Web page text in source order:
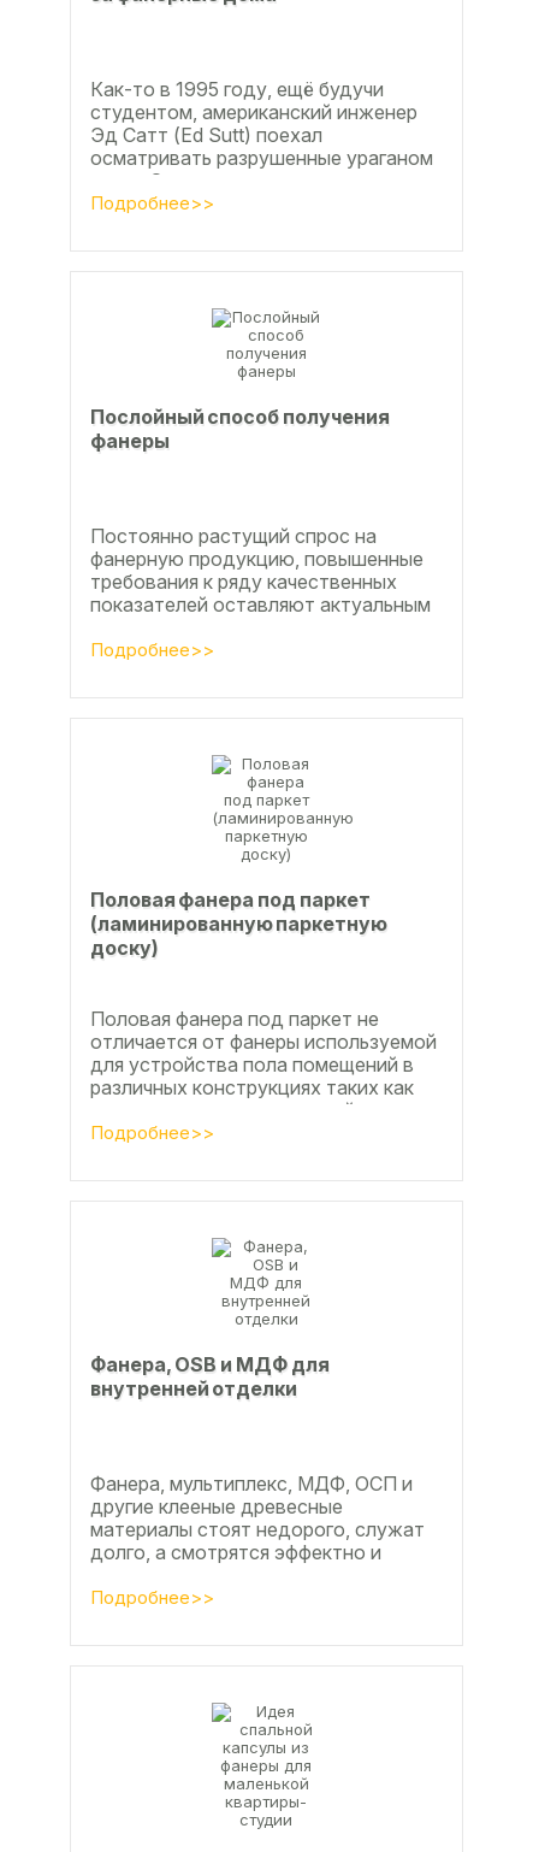
Как-то в 1995 году, ещё будучи
студентом, американский инженер
Эд Сатт (Ed Sutt) поехал
осматривать разрушенные ураганом
дома. Он удивился, что ударов
стихии в большинстве случаев не...
Подробнее>>
Послойный способ получения
фанеры
Постоянно растущий спрос на
фанерную продукцию, повышенные
требования к ряду качественных
показателей оставляют актуальным
технологии производства клееной...
Подробнее>>
Половая фанера под паркет
(ламинированную паркетную
доску)
Половая фанера под паркет не
отличается от фанеры используемой
для устройства пола помещений в
различных конструкциях таких как
ламинат из ламинированной
паркетной доски, а так же...
Подробнее>>
Фанера, OSB и МДФ для
внутренней отделки
Фанера, мультиплекс, МДФ, ОСП и
другие клееные древесные
материалы стоят недорого, служат
долго, а смотрятся эффектно и
Подробнее>>